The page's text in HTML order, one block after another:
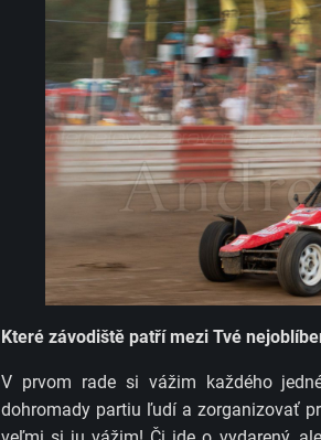
Které závodiště patří mezi Tvé
V prvom rade si vážim každého
dohromady partiu ľudí a zorganizovať